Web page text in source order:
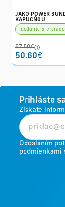
JAKO POWER
KAPUCŇOU
dodanie 5-7
57.50€
50.60€
Prihláste
Získate
Odoslaním
podmienkami